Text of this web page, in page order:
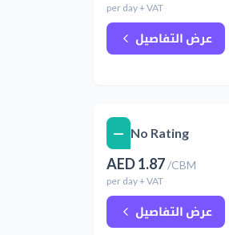
per day+ VAT
عرض التفاصيل
No Rating
—
AED1.87/CBM
per day+ VAT
عرض التفاصيل